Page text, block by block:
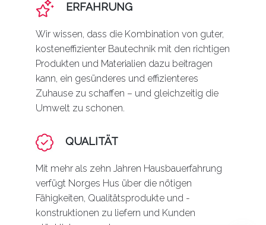
ERFAHRUNG
Wir wissen, dass die Kombination von guter,
kosteneffizienter Bautechnik mit den richtigen
Produkten und Materialien dazu beitragen
kann, ein gesünderes und effizienteres
Zuhause zu schaffen – und gleichzeitig die
Umwelt zu schonen.
QUALITÄT
Mit mehr als zehn Jahren Hausbauerfahrung
verfügt Norges Hus über die nötigen
Fähigkeiten, Qualitätsprodukte und -
konstruktionen zu liefern und Kunden